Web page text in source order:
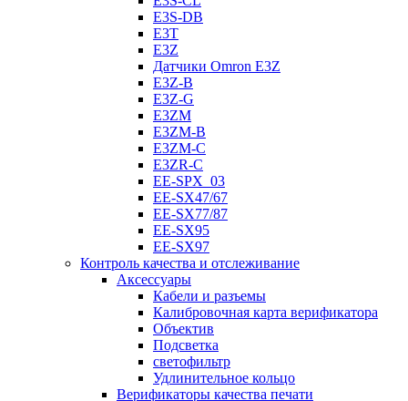
E3S-DB
E3T
E3Z
Датчики Omron E3Z
E3Z-B
E3Z-G
E3ZM
E3ZM-B
E3ZM-C
E3ZR-C
EE-SPX_03
EE-SX47/67
EE-SX77/87
EE-SX95
EE-SX97
Контроль качества и отслеживание
Аксессуары
Кабели и разъемы
Калибровочная карта верификатора
Объектив
Подсветка
светофильтр
Удлинительное кольцо
Верификаторы качества печати